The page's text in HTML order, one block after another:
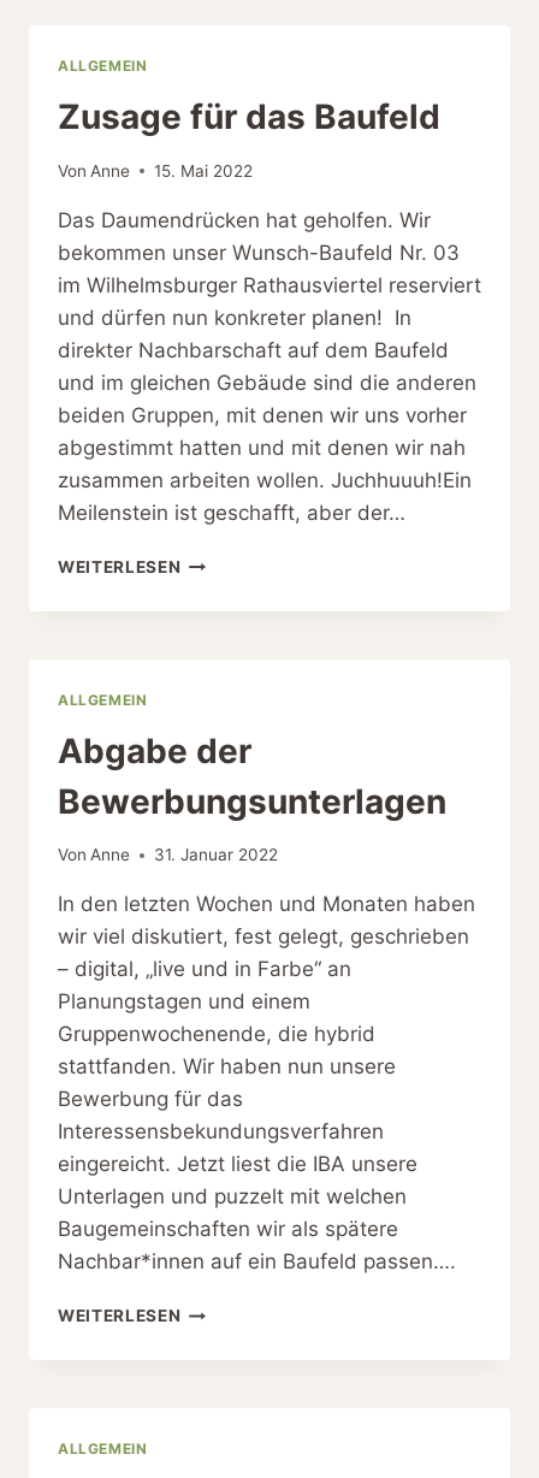
ALLGEMEIN
Zusage für das Baufeld
Von Anne 15. Mai 2022
Das Daumendrücken hat geholfen. Wir
bekommen unser Wunsch-Baufeld Nr. 03
im Wilhelmsburger Rathausviertel reserviert
und dürfen nun konkreter planen! In
direkter Nachbarschaft auf dem Baufeld
und im gleichen Gebäude sind die anderen
beiden Gruppen, mit denen wir uns vorher
abgestimmt hatten und mit denen wir nah
zusammen arbeiten wollen. Juchhuuuh!Ein
Meilenstein ist geschafft, aber der…
WEITERLESEN ZUSAGE
DAS
ALLGEMEIN
Abgabe der
Bewerbungsunterlagen
Von Anne 31. Januar 2022
In den letzten Wochen und Monaten haben
wir viel diskutiert, fest gelegt, geschrieben
– digital, „live und in Farbe“ an
Planungstagen und einem
Gruppenwochenende, die hybrid
stattfanden. Wir haben nun unsere
Bewerbung für das
Interessensbekundungsverfahren
eingereicht. Jetzt liest die IBA unsere
Unterlagen und puzzelt mit welchen
Baugemeinschaften wir als spätere
Nachbar*innen auf ein Baufeld passen….
WEITERLESEN ABGABE
BEWERBUNGSUNTERLAGEN
ALLGEMEIN